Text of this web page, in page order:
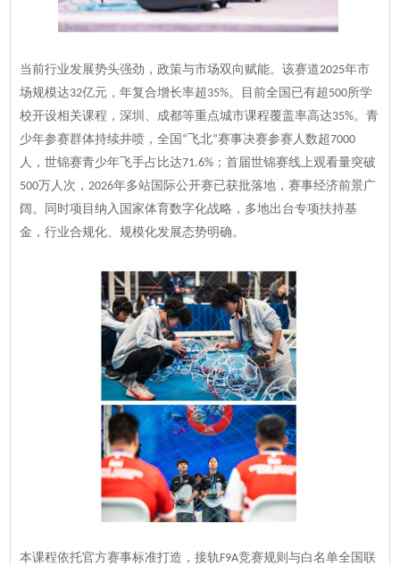
当前行业发展势头强劲，政策与市场双向赋能。该赛道2025年市
场规模达32亿元，年复合增长率超 35%。目前全国已有超 500所学
校开设相关课程，深圳、成都等重点城市课程覆盖率高达35%。青
少年参赛群体持续井喷，全国 “ 飞北”赛事决赛参赛人数超7000
人，世锦赛青少年飞手占比达71.6% ；首届世锦赛线上观看量突破
500万人次， 2026年多站国际公开赛已获批落地，赛事经济前景广
阔。同时项目纳入国家体育数字化战略，多地出台专项扶持基
金，行业合规化、规模化发展态势明确。
本课程依托官方赛事标准打造，接轨 F9A竞赛规则与白名单全国联